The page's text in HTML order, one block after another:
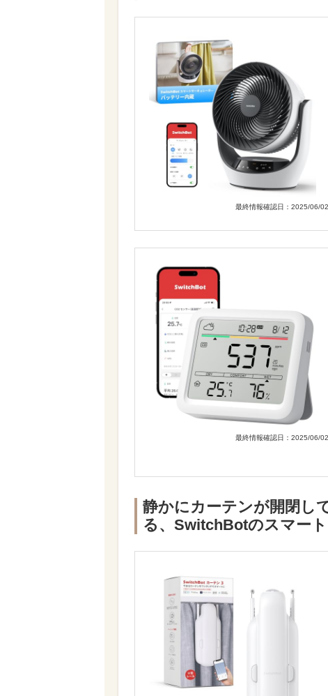
最終情報確認日：2025/06/02
最終情報確認日：2025/06/02
静かにカーテンが開閉し
る、SwitchBotのスマー